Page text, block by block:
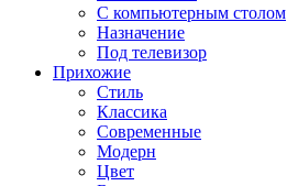
С компьютерным столом
Назначение
Под телевизор
Прихожие
Стиль
Классика
Современные
Модерн
Цвет